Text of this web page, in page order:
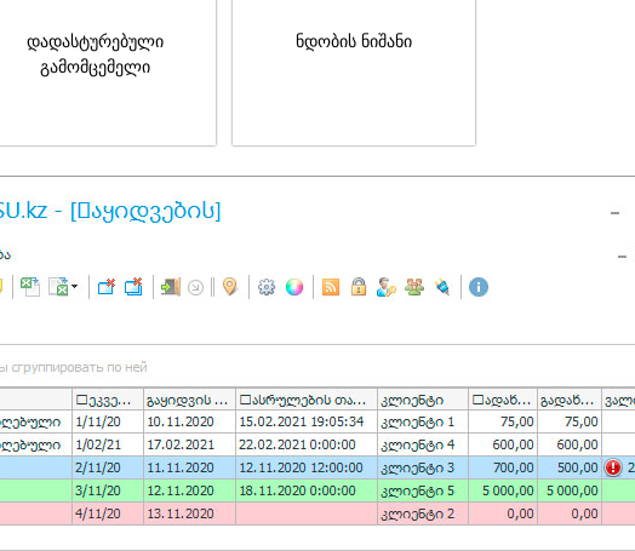
დადასტურებული
გამომცემელი
ნდობის ნიშანი